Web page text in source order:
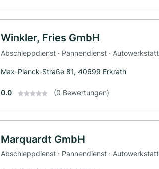
Winkler, Fries GmbH
Abschleppdienst · Pannendienst ·
Max-Planck-Straße 81, 40699 Erkrath
0.0 (0 Bewertungen)
Marquardt GmbH
Abschleppdienst · Pannendienst ·